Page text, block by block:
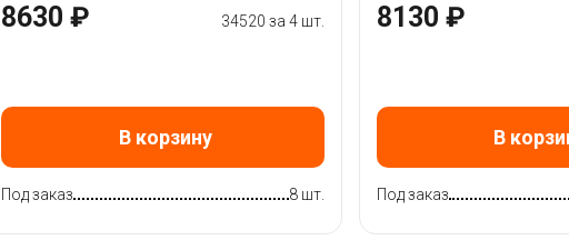
8630 ₽ 34520 за 4 шт.
В корзину
Под заказ 8 шт.
8130 ₽
В
Под заказ